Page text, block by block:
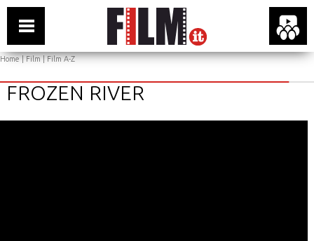
Home|Film|Film A-Z
FROZEN RIVER